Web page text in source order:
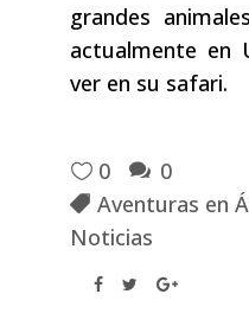
grandes
actualmente en
ver en su safari.
0
0
Aventuras en
Noticias